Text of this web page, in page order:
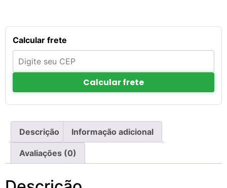
Calcular frete
Calcular frete
Descrição Informação adicional
Avaliações (0)